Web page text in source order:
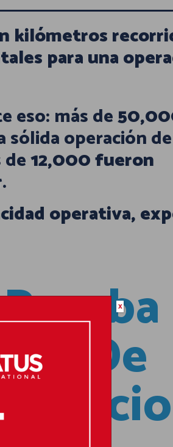
kilómetros
para una
eso: más de
sólida operación de
12,000 fueron
.
operativa,
De
x